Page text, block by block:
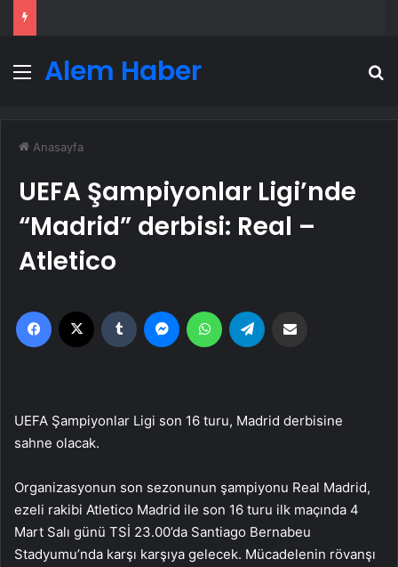
MenüAlem Haber
Anasayfa
UEFA Şampiyonlar Ligi’nde
“Madrid” derbisi: Real –
Atletico
Facebook Tumblr MessengerWhatsApp
UEFA Şampiyonlar Ligi son 16 turu, Madrid derbisine
sahne olacak.
Organizasyonun son sezonunun şampiyonu Real Madrid,
ezeli rakibi Atletico Madrid ile son 16 turu ilk maçında 4
Mart Salı günü TSİ 23.00’da Santiago Bernabeu
Stadyumu’nda karşı karşıya gelecek. Mücadelenin rövanşı